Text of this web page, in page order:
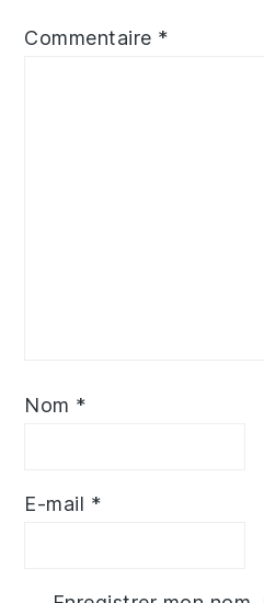
Commentaire *
Nom *
E-mail *